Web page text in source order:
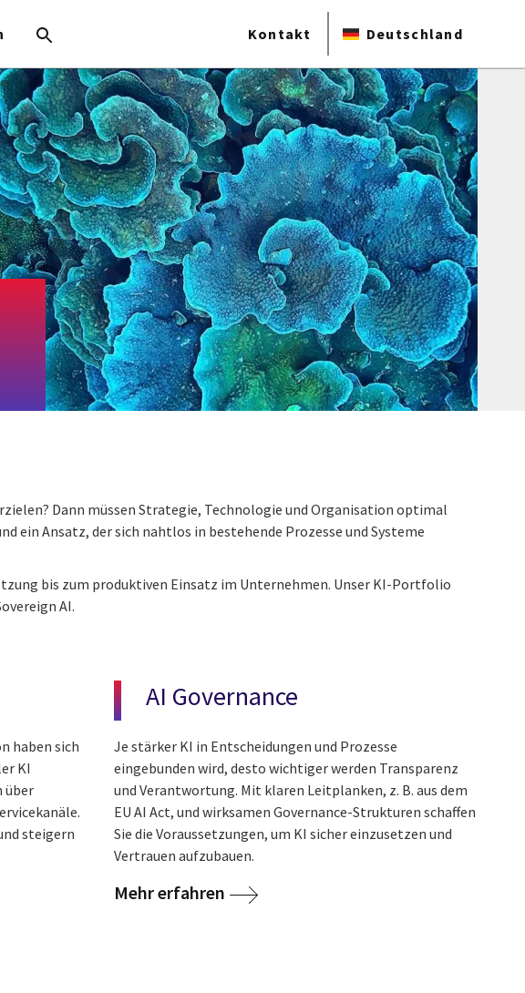
Kontakt Deutschland
Dann müssen Strategie, Technologie und Organisation optimal
ein Ansatz, der sich nahtlos in bestehende Prozesse und Systeme
bis zum produktiven Einsatz im Unternehmen. Unser KI-Portfolio
AI.
haben sich
KI
über
steigern
AI Governance
Je stärker KI in Entscheidungen und Prozesse
eingebunden wird, desto wichtiger werden Transparenz
und Verantwortung. Mit klaren Leitplanken, z. B. aus dem
EU AI Act, und wirksamen Governance-Strukturen schaffen
Sie die Voraussetzungen, um KI sicher einzusetzen und
Vertrauen aufzubauen.
Mehr erfahren